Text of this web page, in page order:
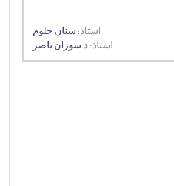
استاذ: سنان حلوم
استاذ: د.سوزان ناصر